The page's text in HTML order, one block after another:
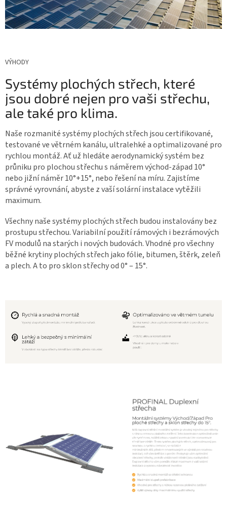
VÝHODY
Systémy plochých střech, které
jsou dobré nejen pro vaši střechu,
ale také pro klima.
Naše rozmanité systémy plochých střech jsou certifikované,
testované ve větrném kanálu, ultralehké a optimalizované pro
rychlou montáž. Ať už hledáte aerodynamický systém bez
průniku pro plochou střechu s náměrem východ-západ 10°
nebo jižní náměr 10°+15°, nebo řešení na míru. Zajistíme
správné vyrovnání, abyste z vaší solární instalace vytěžili
maximum.
Všechny naše systémy plochých střech budou instalovány bez
prostupu střechou. Variabilní použití rámových i bezrámových
FV modulů na starých i nových budovách. Vhodné pro všechny
běžné krytiny plochých střech jako fólie, bitumen, štěrk, zeleň
a plech. A to pro sklon střechy od 0° – 15°.